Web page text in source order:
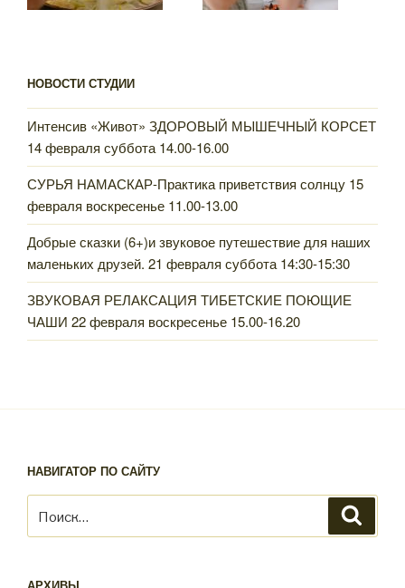
НОВОСТИ СТУДИИ
Интенсив «Живот» ЗДОРОВЫЙ МЫШЕЧНЫЙ КОРСЕТ
14 февраля суббота 14.00-16.00
СУРЬЯ НАМАСКАР-Практика приветствия солнцу 15
февраля воскресенье 11.00-13.00
Добрые сказки (6+)и звуковое путешествие для наших
маленьких друзей. 21 февраля суббота 14:30-15:30
ЗВУКОВАЯ РЕЛАКСАЦИЯ ТИБЕТСКИЕ ПОЮЩИЕ
ЧАШИ 22 февраля воскресенье 15.00-16.20
НАВИГАТОР ПО САЙТУ